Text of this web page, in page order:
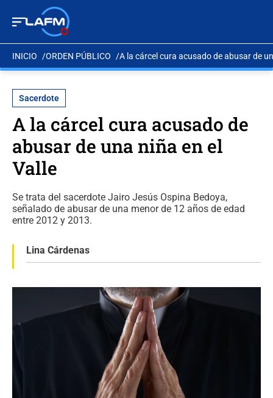
INICIO ORDEN PÚBLICO A la cárcel cura acusado de abusar de
Sacerdote
A la cárcel cura acusado de
abusar de una niña en el
Valle
Se trata del sacerdote Jairo Jesús Ospina Bedoya,
señalado de abusar de una menor de 12 años de edad
entre 2012 y 2013.
Lina Cárdenas